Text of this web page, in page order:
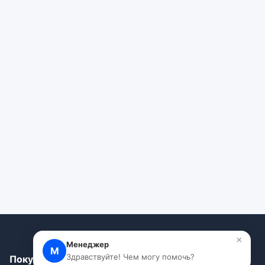
Покупателям
М
Менеджер
Здравствуйте! Чем могу помочь?
×